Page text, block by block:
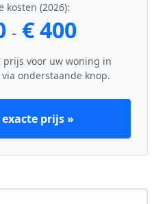
kosten (2026):
- € 400
prijs voor uw woning in
onderstaande knop.
prijs »